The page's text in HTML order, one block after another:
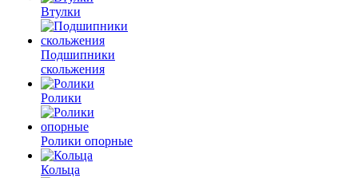
Втулки
Подшипники
скольжения
Ролики
Ролики опорные
Кольца